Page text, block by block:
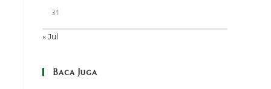
31
« Jul
Baca Juga